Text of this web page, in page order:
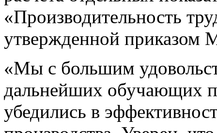
«Производительность
утвержденной приказом
«Мы с большим
дальнейших обучающих
убедились в